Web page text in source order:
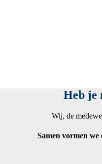
Heb je
Wij, de
Samen vormen